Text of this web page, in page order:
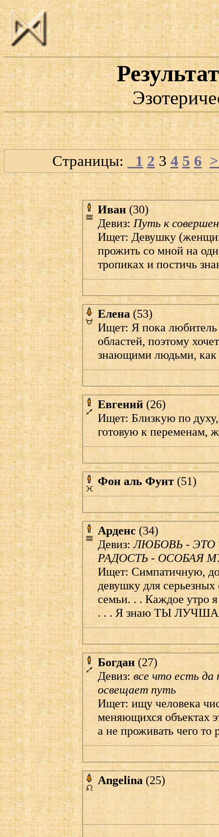
Страницы: 1 2 3 4 5 6
Иван (30)
Девиз:Путь к
Ищет: Девушку
прожить со мной на
тропиках и постичь
Елена (53)
Ищет: Я пока
областей, поэтому
знающими людьми, как
Евгений (26)
Ищет: Близкую по
готовую к переменам,
Фон аль Фунт (51)
Арденс (34)
Девиз:ЛЮБОВЬ - ЭТО
РАДОСТЬ - ОСОБАЯ
Ищет: Симпатичную,
девушку для
семьи. . . Каждое утро
. . . Я знаю ТЫ
Богдан (27)
Девиз:все что есть да
освещает путь
Ищет: ищу человека
меняющихся объектах
а не проживать чего то
Angelina (25)